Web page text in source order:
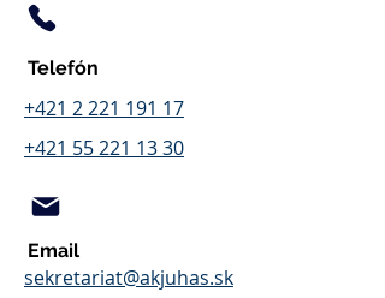
Telefón
+421 2 221 191 17
+421 55 221 13 30
Email
sekretariat@akjuhas.sk